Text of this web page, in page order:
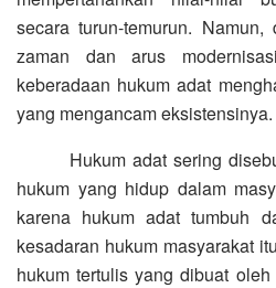
secara turun-temurun.
zaman dan arus
keberadaan hukum adat
yang mengancam eksistensinya.
Hukum adat sering
hukum yang hidup dalam
karena hukum adat tumbuh
kesadaran hukum masyarakat
hukum tertulis yang dibuat